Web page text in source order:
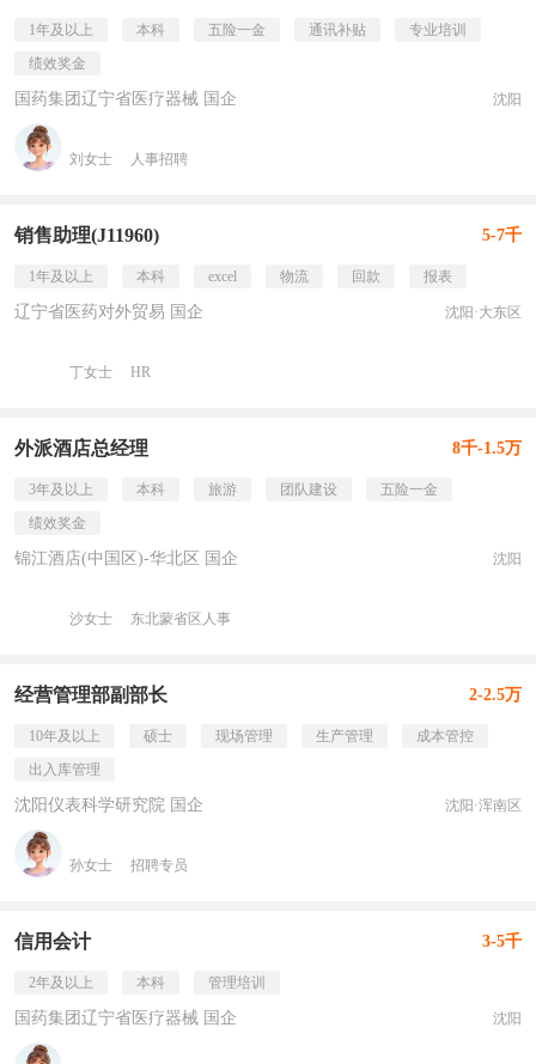
1年及以上 本科 五险一金 通讯补贴
专业培训
绩效奖金
国药集团辽宁省医疗器械 国企 沈阳
刘女士 人事招聘
销售助理(J11960) 5-7千
1年及以上 本科 excel 物流 回款 报表
辽宁省医药对外贸易 国企 沈阳·大东区
丁女士 HR
外派酒店总经理 8千-1.5万
3年及以上 本科 旅游 团队建设
五险一金
绩效奖金
锦江酒店(中国区)-华北区 国企 沈阳
沙女士 东北蒙省区人事
经营管理部副部长 2-2.5万
10年及以上 硕士 现场管理 生产管理
成本管控
出入库管理
沈阳仪表科学研究院 国企 沈阳·浑南区
孙女士 招聘专员
信用会计 3-5千
2年及以上 本科 管理培训
国药集团辽宁省医疗器械 国企 沈阳